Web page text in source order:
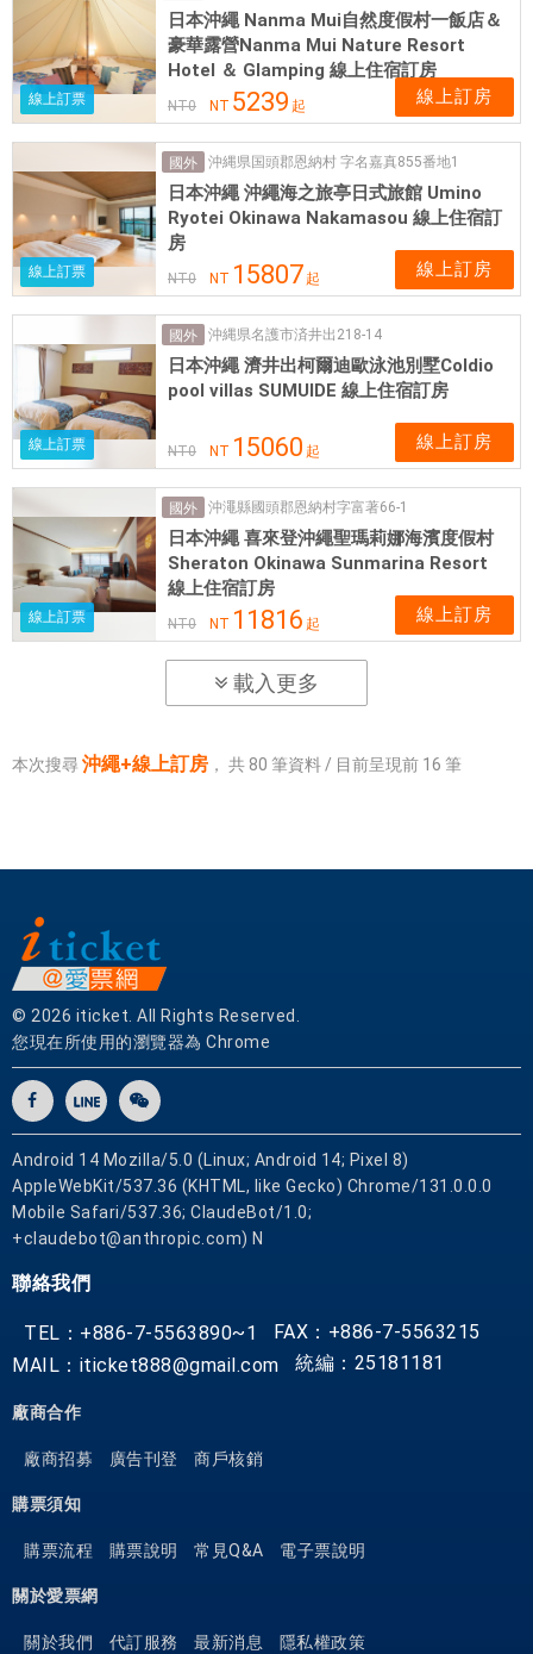
線上訂票
日本沖繩 Nanma Mui自然度假村一飯店＆
豪華露營Nanma Mui Nature Resort
Hotel ＆ Glamping 線上住宿訂房
NT0 NT 5239 起 線上訂房
線上訂票
國外 沖縄県国頭郡恩納村 字名嘉真855番地1
日本沖繩 沖繩海之旅亭日式旅館 Umino
Ryotei Okinawa Nakamasou 線上住宿訂
房
NT0 NT 15807 起 線上訂房
線上訂票
國外 沖縄県名護市済井出218-14
日本沖繩 濟井出柯爾迪歐泳池別墅Coldio
pool villas SUMUIDE 線上住宿訂房
NT0 NT 15060 起 線上訂房
線上訂票
國外 沖澠縣國頭郡恩納村字富著66-1
日本沖繩 喜來登沖繩聖瑪莉娜海濱度假村
Sheraton Okinawa Sunmarina Resort
線上住宿訂房
NT0 NT 11816 起 線上訂房
載入更多
本次搜尋 沖繩+線上訂房 ， 共 80 筆資料 / 目前呈現前 16 筆
© 2026 iticket. All Rights Reserved.
您現在所使用的瀏覽器為 Chrome
Android 14 Mozilla/5.0 (Linux; Android 14; Pixel 8)
AppleWebKit/537.36 (KHTML, like Gecko) Chrome/131.0.0.0
Mobile Safari/537.36; ClaudeBot/1.0;
+claudebot@anthropic.com) N
聯絡我們
TEL：+886-7-5563890~1
FAX：+886-7-5563215
MAIL：iticket888@gmail.com
統編：25181181
廠商合作
廠商招募 廣告刊登 商戶核銷
購票須知
購票流程 購票說明 常見Q&A 電子票說明
關於愛票網
關於我們 代訂服務 最新消息 隱私權政策